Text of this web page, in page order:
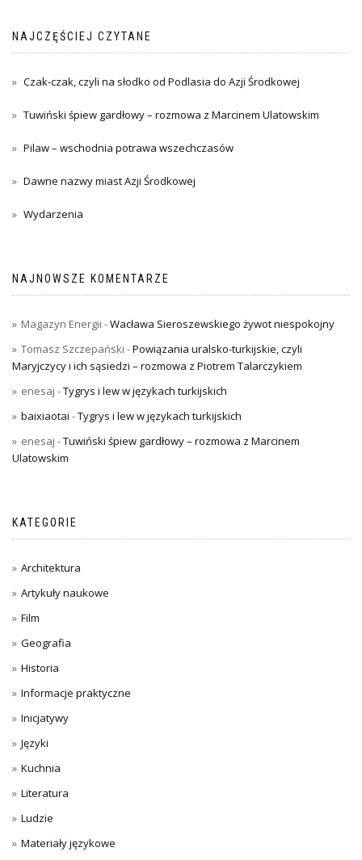
NAJCZĘŚCIEJ CZYTANE
Czak-czak, czyli na słodko od Podlasia do Azji Środkowej
Tuwiński śpiew gardłowy – rozmowa z Marcinem Ulatowskim
Pilaw – wschodnia potrawa wszechczasów
Dawne nazwy miast Azji Środkowej
Wydarzenia
NAJNOWSZE KOMENTARZE
Magazyn Energii -Wacława Sieroszewskiego żywot niespokojny
Tomasz Szczepański -Powiązania uralsko-turkijskie, czyli
Maryjczycy i ich sąsiedzi – rozmowa z Piotrem Talarczykiem
enesaj -Tygrys i lew w językach turkijskich
baixiaotai -Tygrys i lew w językach turkijskich
enesaj -Tuwiński śpiew gardłowy – rozmowa z Marcinem
Ulatowskim
KATEGORIE
Architektura
Artykuły naukowe
Film
Geografia
Historia
Informacje praktyczne
Inicjatywy
Języki
Kuchnia
Literatura
Ludzie
Materiały językowe